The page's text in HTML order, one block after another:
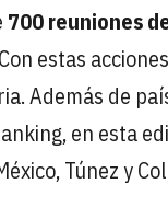
700 reuniones
estas
Además de
en esta
Túnez y